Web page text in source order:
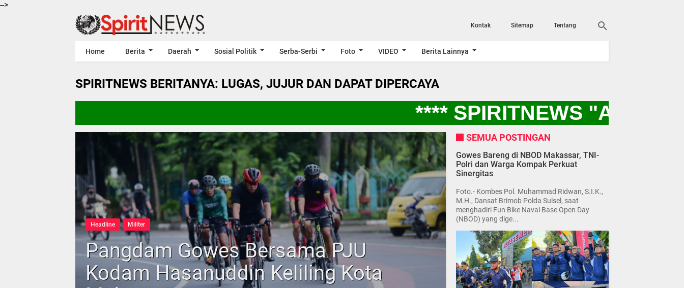
-->
Kontak Sitemap Tentang
Home Berita Daerah Sosial Politik Serba-Serbi Foto VIDEO Berita Lainnya
SPIRITNEWS BERITANYA: LUGAS, JUJUR DAN DAPAT DIPERCAYA
**** SPIRITNEWS "AYO
Headline Militer
Pangdam Gowes Bersama PJU
Kodam Hasanuddin Keliling Kota
SEMUA POSTINGAN
Gowes Bareng di NBOD Makassar, TNI-
Polri dan Warga Kompak Perkuat
Sinergitas
Foto.- Kombes Pol. Muhammad Ridwan, S.I.K.,
M.H., Dansat Brimob Polda Sulsel, saat
menghadiri Fun Bike Naval Base Open Day
(NBOD) yang dige...